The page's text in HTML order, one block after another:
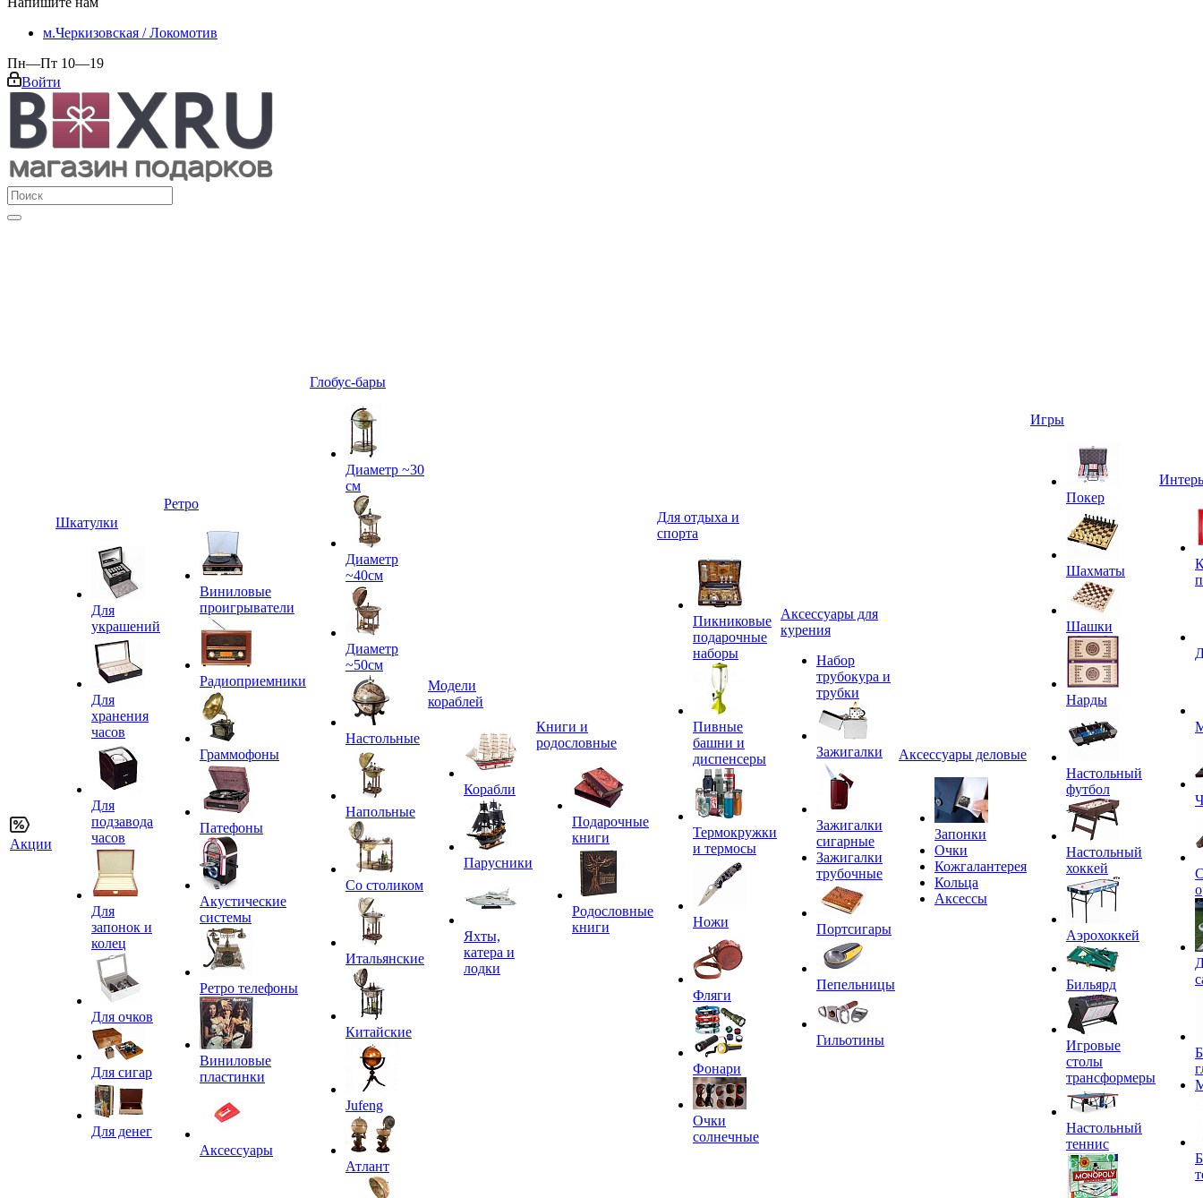
м.Черкизовская / Локомотив
Пн—Пт 10—19
Войти
Акции
Шкатулки
Для
украшений
Для
хранения
часов
Для
подзавода
часов
Для
запонок и
колец
Для очков
Для сигар
Для денег
Ретро
Виниловые
проигрыватели
Радиоприемники
Граммофоны
Патефоны
Акустические
системы
Ретро телефоны
Виниловые
пластинки
Аксессуары
Глобус-бары
Диаметр ~30
см
Диаметр
~40см
Диаметр
~50см
Настольные
Напольные
Со столиком
Итальянские
Китайские
Jufeng
Атлант
Модели
кораблей
Корабли
Парусники
Яхты,
катера и
лодки
Книги и
родословные
Подарочные
книги
Родословные
книги
Для отдыха и
спорта
Пикниковые
подарочные
наборы
Пивные
башни и
диспенсеры
Термокружки
и термосы
Ножи
Фляги
Фонари
Очки
солнечные
Аксессуары для
курения
Набор
трубокура и
трубки
Зажигалки
Зажигалки
сигарные
Зажигалки
трубочные
Портсигары
Пепельницы
Гильотины
Аксессуары деловые
Запонки
Очки
Кожгалантерея
Кольца
Аксессы
Игры
Покер
Шахматы
Шашки
Нарды
Настольный
футбол
Настольный
хоккей
Аэрохоккей
Бильярд
Игровые
столы
трансформеры
Настольный
теннис